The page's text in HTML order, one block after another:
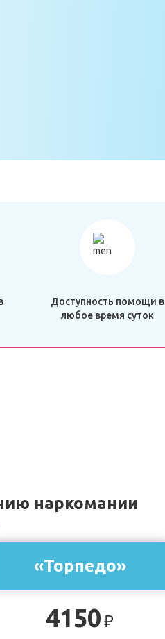
Доступность помощи в
любое время суток
наркомании
«Торпедо»
4150₽